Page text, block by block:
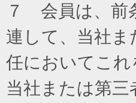
７ 会員は、前
連して、当社
任においてこ
当社または第